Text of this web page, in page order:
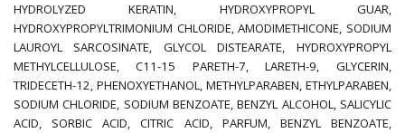
HYDROLYZED KERATIN, HYDROXYPROPYL GUAR,
HYDROXYPROPYLTRIMONIUM CHLORIDE, AMODIMETHICONE, SODIUM
LAUROYL SARCOSINATE, GLYCOL DISTEARATE, HYDROXYPROPYL
METHYLCELLULOSE, C11-15 PARETH-7, LARETH-9, GLYCERIN,
TRIDECETH-12, PHENOXYETHANOL, METHYLPARABEN, ETHYLPARABEN,
SODIUM CHLORIDE, SODIUM BENZOATE, BENZYL ALCOHOL, SALICYLIC
ACID, SORBIC ACID, CITRIC ACID, PARFUM, BENZYL BENZOATE,